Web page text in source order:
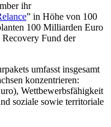
ihr
” in Höhe von 100
100 Milliarden Euro
Fund der
umfasst insgesamt
konzentrieren:
Wettbewerbsfähigkeit
soziale sowie territoriale